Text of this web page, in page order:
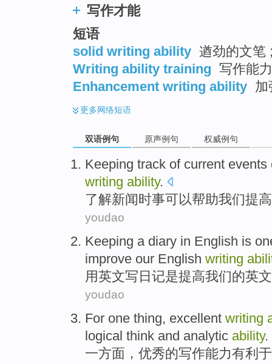
写作才能
短语
solid writing ability 遒劲的文笔
Writing ability training 写作能
Enhancement writing ability 加
更多网络短语
双语例句 原声例句 权威例句
Keeping track of current events
writing ability.
了解新闻时事可以帮助我们提高
youdao
Keeping a diary in English is
improve our English writing
用英文写 日记是提高我们的英文
youdao
For one thing, excellent writing
logical think and analytic ability.
一方面 ， 优秀的写作能力有利于